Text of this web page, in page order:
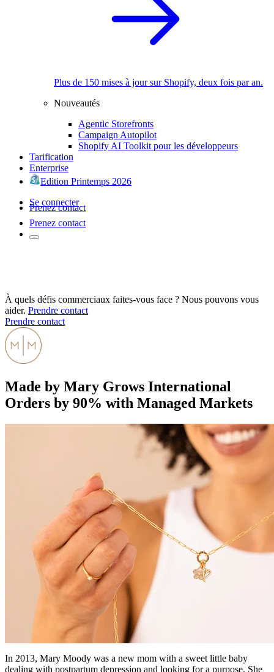
Plus de 150 mises à jour sur Shopify, deux fois par an.
Nouveautés
Agentic Storefronts
Campaign Autopilot
Shopify AI Toolkit pour les développeurs
Tarification
Enterprise
Edition Printemps 2026
Se connecter
Prenez contact
Prenez contact
À quels défis commerciaux faites-vous face ? Nous pouvons vous
aider. Prendre contact
Prendre contact
Made by Mary Grows International
Orders by 90% with Managed Markets
In 2013, Mary Moody was a new mom with a sweet little baby
dealing with postpartum depression and looking for a purpose. She